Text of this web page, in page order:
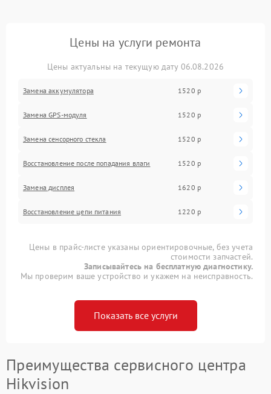
Цены на услуги ремонта
Цены актуальны на текущую дату 06.08.2026
Замена аккумулятора 1520 р
Замена GPS-модуля 1520 р
Замена сенсорного стекла 1520 р
Восстановление после попадания влаги 1520 р
Замена дисплея 1620 р
Восстановление цепи питания 1220 р
Цены в прайс-листе указаны ориентировочные, без учета
стоимости запчастей.
Записывайтесь на бесплатную диагностику.
Мы проверим ваше устройство и укажем на неисправность.
Показать все услуги
Преимущества сервисного центра
Hikvision